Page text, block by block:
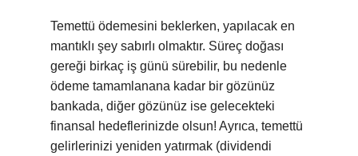
Temettü ödemesini beklerken, yapılacak en
mantıklı şey sabırlı olmaktır. Süreç doğası
gereği birkaç iş günü sürebilir, bu nedenle
ödeme tamamlanana kadar bir gözünüz
bankada, diğer gözünüz ise gelecekteki
finansal hedeflerinizde olsun! Ayrıca, temettü
gelirlerinizi yeniden yatırmak (dividendi